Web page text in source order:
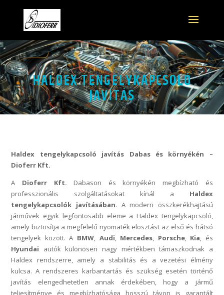
HALDEX TENGELYKAPCSOLÓ
JAVÍTÁS
Haldex tengelykapcsoló javítás Dabas és környékén –
Dioferr Kft.
A Dioferr Kft. Dabason és környékén megbízható és
professzionális szolgáltatásokat kínál a Haldex
tengelykapcsolók javításában. A modern összkerékhajtású
járművek egyik legfontosabb eleme a Haldex tengelykapcsoló,
amely biztosítja a megfelelő nyomaték elosztást az első és hátsó
tengelyek között. A BMW, Audi, Mercedes, Porsche, Kia, és
Hyundai autók különösen nagy mértékben támaszkodnak a
Haldex rendszerre, amely a stabilitás és a vezetési élmény
kulcsa. A rendszeres karbantartás és szükség esetén történő
javítás elengedhetetlen annak érdekében, hogy a jármű
teljesítménye és megbízhatósága hosszú távon is garantált